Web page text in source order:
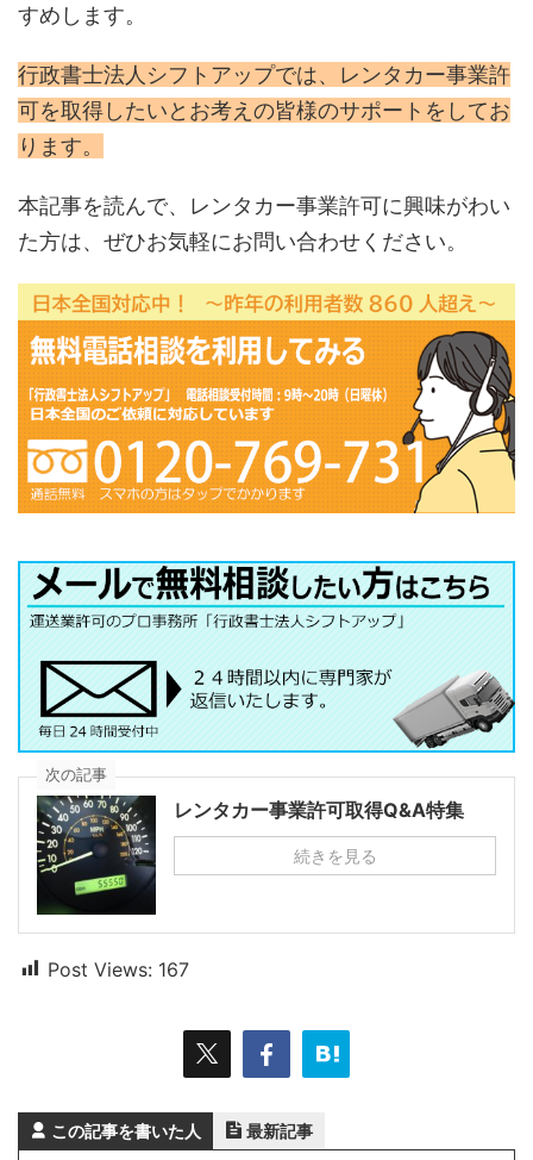
すめします。
行政書士法人シフトアップでは、レンタカー事業許
可を取得したいとお考えの皆様のサポートをしてお
ります。
本記事を読んで、レンタカー事業許可に興味がわい
た方は、ぜひお気軽にお問い合わせください。
次の記事
レンタカー事業許可取得Q&A特集
続きを見る
Post Views: 167
この記事を書いた人 最新記事